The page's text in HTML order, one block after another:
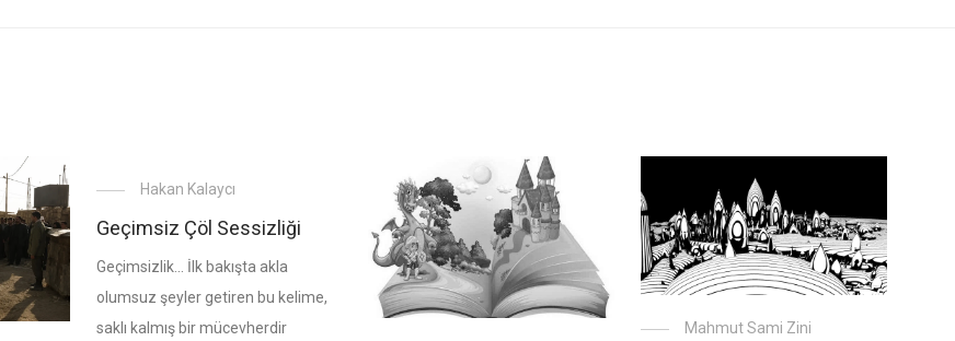
Hakan Kalaycı
Geçimsiz Çöl Sessizliği
Geçimsizlik… İlk bakışta akla
olumsuz şeyler getiren bu kelime,
saklı kalmış bir mücevherdir
Mahmut Sami Zini